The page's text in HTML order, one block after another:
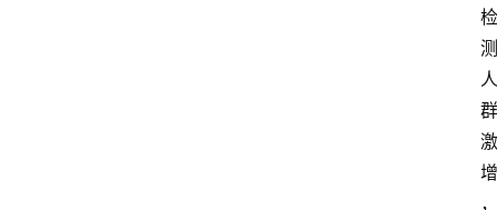
检
测
人
群
激
增
，